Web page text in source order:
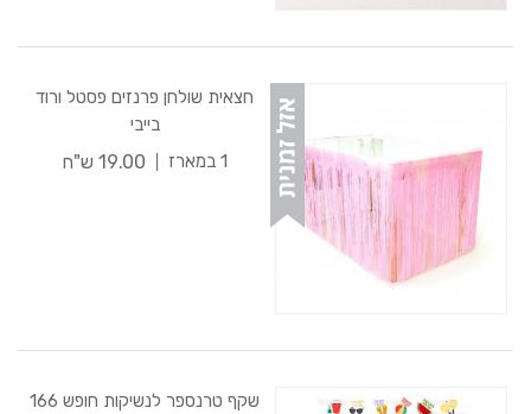
חצאית שולחן פרנזים פסטל ורוד
בייבי
1 במארז
19.00 ש"ח
שקף טרנספר לנשיקות חופש 166